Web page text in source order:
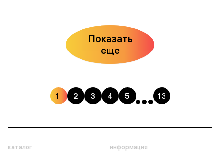
Показать
еще
1 2 3 4 5 13
каталог
информация